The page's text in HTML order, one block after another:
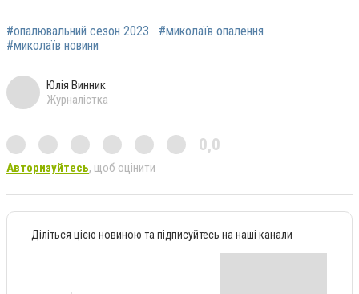
#опалювальний сезон 2023
#миколаїв опалення
#миколаїв новини
Юлія Винник
Журналістка
0,0
Авторизуйтесь, щоб оцінити
Діліться цією новиною та підписуйтесь на наші канали